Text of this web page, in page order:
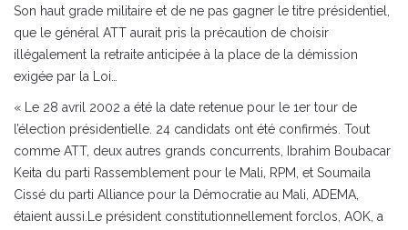
Son haut grade militaire et de ne pas gagner le titre présidentiel,
que le général ATT aurait pris la précaution de choisir
illégalement la retraite anticipée à la place de la démission
exigée par la Loi…
« Le 28 avril 2002 a été la date retenue pour le 1er tour de
l’élection présidentielle. 24 candidats ont été confirmés. Tout
comme ATT, deux autres grands concurrents, Ibrahim Boubacar
Keita du parti Rassemblement pour le Mali, RPM, et Soumaila
Cissé du parti Alliance pour la Démocratie au Mali, ADEMA,
étaient aussi.Le président constitutionnellement forclos, AOK, a